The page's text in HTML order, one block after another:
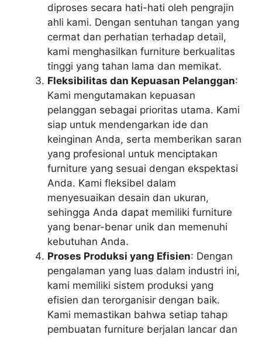
diproses secara hati-hati oleh pengrajin
ahli kami. Dengan sentuhan tangan yang
cermat dan perhatian terhadap detail,
kami menghasilkan furniture berkualitas
tinggi yang tahan lama dan memikat.
Fleksibilitas dan Kepuasan Pelanggan:
Kami mengutamakan kepuasan
pelanggan sebagai prioritas utama. Kami
siap untuk mendengarkan ide dan
keinginan Anda, serta memberikan saran
yang profesional untuk menciptakan
furniture yang sesuai dengan ekspektasi
Anda. Kami fleksibel dalam
menyesuaikan desain dan ukuran,
sehingga Anda dapat memiliki furniture
yang benar-benar unik dan memenuhi
kebutuhan Anda.
Proses Produksi yang Efisien: Dengan
pengalaman yang luas dalam industri ini,
kami memiliki sistem produksi yang
efisien dan terorganisir dengan baik.
Kami memastikan bahwa setiap tahap
pembuatan furniture berjalan lancar dan